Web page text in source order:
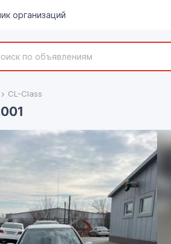
организаций
CL-Class